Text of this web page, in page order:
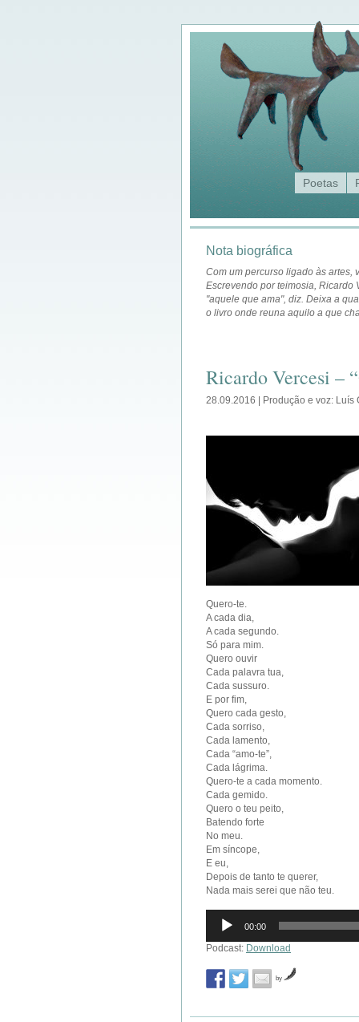
Poetas
Nota biográfica
Com um percurso ligado às artes,
Escrevendo por teimosia, Ricardo
"aquele que ama", diz. Deixa a
o livro onde reuna aquilo a que
Ricardo Vercesi –
28.09.2016 | Produção e voz: Luís
Quero-te.
A cada dia,
A cada segundo.
Só para mim.
Quero ouvir
Cada palavra tua,
Cada sussuro.
E por fim,
Quero cada gesto,
Cada sorriso,
Cada lamento,
Cada “amo-te”,
Cada lágrima.
Quero-te a cada momento.
Cada gemido.
Quero o teu peito,
Batendo forte
No meu.
Em síncope,
E eu,
Depois de tanto te querer,
Nada mais serei que não teu.
Reprodutor
áudio
00:00
Podcast: Download
by